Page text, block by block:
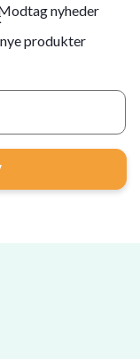
nyheder
produkter